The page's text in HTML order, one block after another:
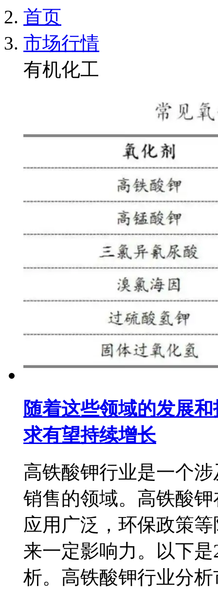
首页
市场行情
有机化工
随着这些领域的发展
求有望持续增长
高铁酸钾行业是一个
销售的领域。高铁酸
应用广泛，环保政策
来一定影响力。以下
析。高铁酸钾行业分